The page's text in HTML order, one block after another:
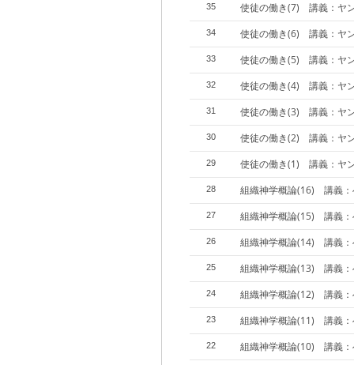
35 使徒の働き(7) 講義：
34 使徒の働き(6) 講義：
33 使徒の働き(5) 講義：
32 使徒の働き(4) 講義：
31 使徒の働き(3) 講義：
30 使徒の働き(2) 講義：
29 使徒の働き(1) 講義：
28 組織神学概論(16) 講義
27 組織神学概論(15) 講義
26 組織神学概論(14) 講義
25 組織神学概論(13) 講義
24 組織神学概論(12) 講義
23 組織神学概論(11) 講義
22 組織神学概論(10) 講義